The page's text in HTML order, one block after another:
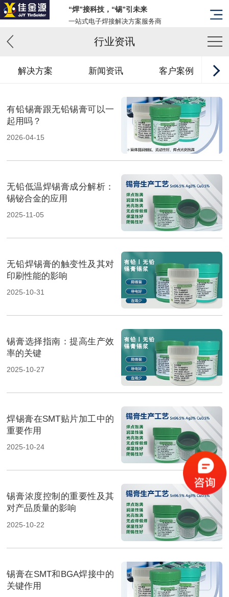
“焊”接科技，“锡”引未来
一站式电子焊接解决方案服务商
行业资讯
解决方案 新闻资讯 客户案例
有铅锡膏跟无铅锡膏可以一
起用吗？
2026-04-15
无铅低温焊锡膏成分解析：
锡铋合金的应用
2025-11-05
无铅焊锡膏的触变性及其对
印刷性能的影响
2025-10-31
锡膏选择指南：提高生产效
率的关键
2025-10-27
焊锡膏在SMT贴片加工中的
重要作用
2025-10-24
锡膏浓度控制的重要性及其
对产品质量的影响
2025-10-22
锡膏在SMT和BGA焊接中的
关键作用